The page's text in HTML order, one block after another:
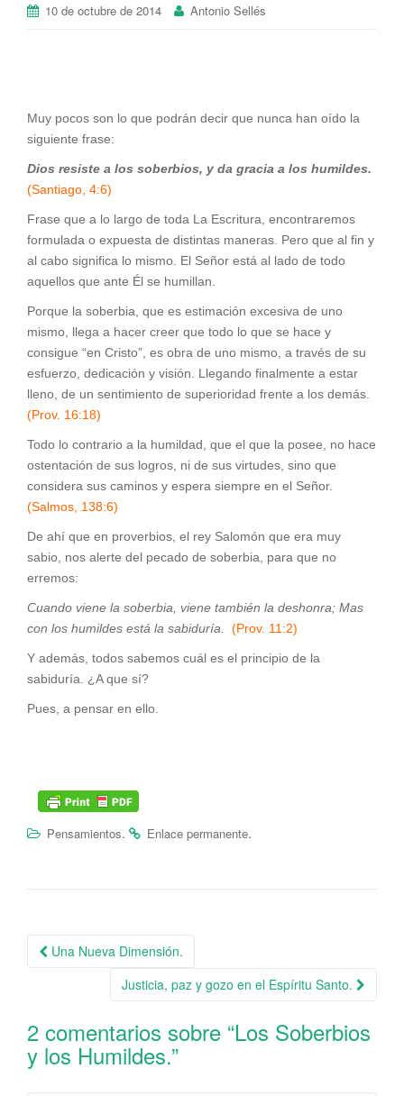
10 de octubre de 2014 Antonio Sellés
Muy pocos son lo que podrán decir que nunca han oído la
siguiente frase:
Dios resiste a los soberbios, y da gracia a los humildes.
(Santiago, 4:6)
Frase que a lo largo de toda La Escritura, encontraremos
formulada o expuesta de distintas maneras. Pero que al fin y
al cabo significa lo mismo. El Señor está al lado de todo
aquellos que ante Él se humillan.
Porque la soberbia, que es estimación excesiva de uno
mismo, llega a hacer creer que todo lo que se hace y
consigue “en Cristo”, es obra de uno mismo, a través de su
esfuerzo, dedicación y visión. Llegando finalmente a estar
lleno, de un sentimiento de superioridad frente a los demás.
(Prov. 16:18)
Todo lo contrario a la humildad, que el que la posee, no hace
ostentación de sus logros, ni de sus virtudes, sino que
considera sus caminos y espera siempre en el Señor.
(Salmos, 138:6)
De ahí que en proverbios, el rey Salomón que era muy
sabio, nos alerte del pecado de soberbia, para que no
erremos:
Cuando viene la soberbia, viene también la deshonra; Mas
con los humildes está la sabiduría.
(Prov. 11:2)
Y además, todos sabemos cuál es el principio de la
sabiduría. ¿A que sí?
Pues, a pensar en ello.
Pensamientos. Enlace permanente.
Navegación de la entrada
Una Nueva Dimensión.
Justicia, paz y gozo en el Espíritu Santo.
2 comentarios sobre “Los Soberbios
y los Humildes.”